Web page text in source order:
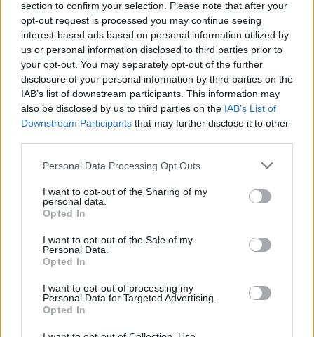
section to confirm your selection. Please note that after your
opt-out request is processed you may continue seeing
interest-based ads based on personal information utilized by
us or personal information disclosed to third parties prior to
your opt-out. You may separately opt-out of the further
disclosure of your personal information by third parties on the
IAB’s list of downstream participants. This information may
also be disclosed by us to third parties on the IAB’s List of
Downstream Participants that may further disclose it to other
Personal Data Processing Opt Outs
I want to opt-out of the Sharing of my
personal data.
Opted In
I want to opt-out of the Sale of my
Personal Data.
Opted In
I want to opt-out of processing my
Personal Data for Targeted Advertising.
Opted In
Publicidad